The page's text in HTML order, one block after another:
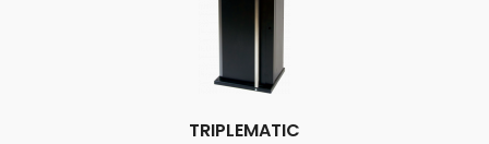
TRIPLEMATIC